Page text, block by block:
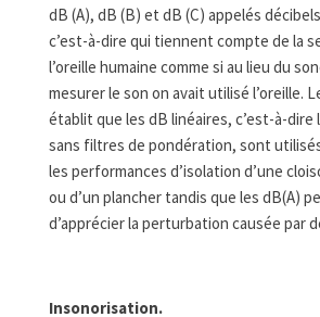
dB (A), dB (B) et dB (C) appelés
c’est-à-dire qui tiennent compte de la
l’oreille humaine comme si au lieu du
mesurer le son on avait utilisé l’oreille.
établit que les dB linéaires, c’est-à-dire
sans filtres de pondération, sont
les performances d’isolation d’une
ou d’un plancher tandis que les dB(A)
d’apprécier la perturbation causée par
Insonorisation.